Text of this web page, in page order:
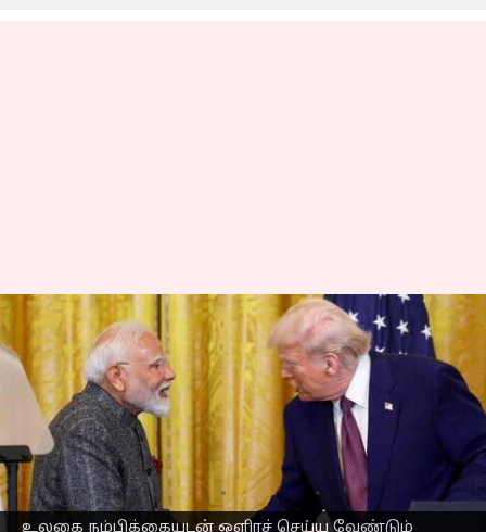
உலகை நம்பிக்கையுடன் ஒளிரச் செய்ய வேண்டும்
இரண்டு ஜனநாயகங்கள்
உலகை நம்பிக்கையால்
ஒளிரச் செய்யட்டும்:
தீபாவளி வாழ்த்துக்கு
டிரம்பிற்கு பிரதமர் நன்றி
எழுதியவர் Venkatalakshmi V Oct 22, 2025 09:32 am